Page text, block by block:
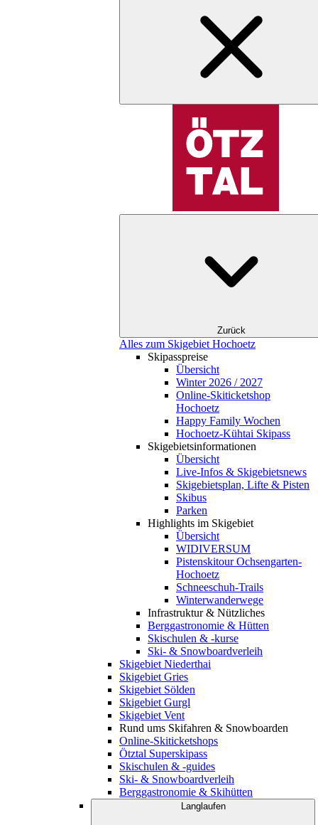
Zurück
Alles zum Skigebiet Hochoetz
Skipasspreise
Übersicht
Winter 2026 / 2027
Online-Skiticketshop
Hochoetz
Happy Family Wochen
Hochoetz-Kühtai Skipass
Skigebietsinformationen
Übersicht
Live-Infos & Skigebietsnews
Skigebietsplan, Lifte & Pisten
Skibus
Parken
Highlights im Skigebiet
Übersicht
WIDIVERSUM
Pistenskitour Ochsengarten-
Hochoetz
Schneeschuh-Trails
Winterwanderwege
Infrastruktur & Nützliches
Berggastronomie & Hütten
Skischulen & -kurse
Ski- & Snowboardverleih
Skigebiet Niederthai
Skigebiet Gries
Skigebiet Sölden
Skigebiet Gurgl
Skigebiet Vent
Rund ums Skifahren & Snowboarden
Online-Skiticketshops
Ötztal Superskipass
Skischulen & -guides
Ski- & Snowboardverleih
Berggastronomie & Skihütten
Langlaufen